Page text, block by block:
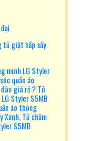
tủ giặt hấp sấy
minh LG Styler
quần áo
giá rẻ ? Tủ
Styler S5MB
áo thông
Xanh, Tủ chăm
S5MB